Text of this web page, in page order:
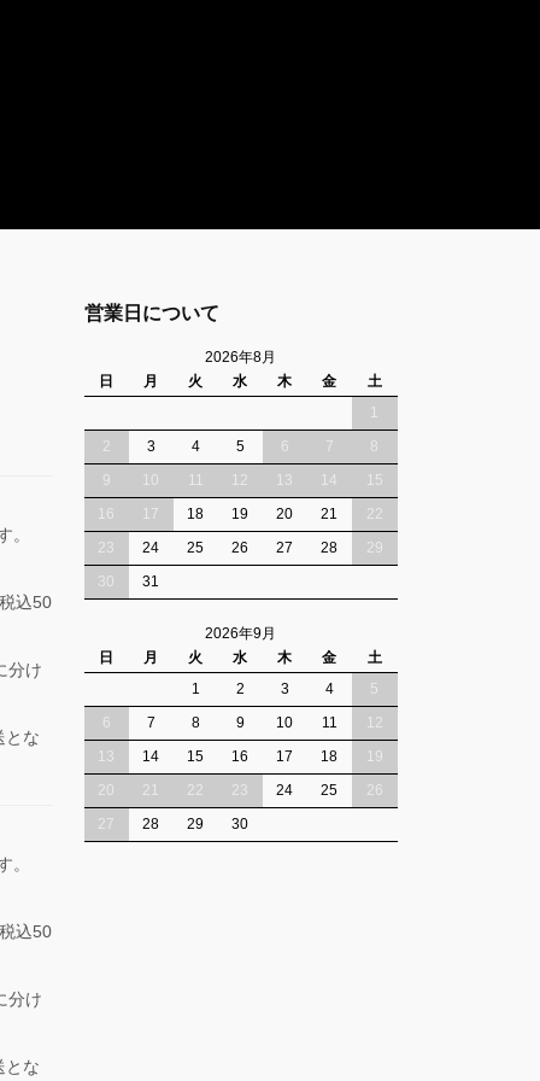
。
込50
分け
とな
。
込50
分け
とな
営業日について
2026年8月
日
月 火 水 木 金
土
1
2
3 4 5 6 7
8
9
10 11 12 13 14
15
16
17 18 19 20 21
22
23
24 25 26 27 28
29
30
31
2026年9月
日
月 火 水 木 金
土
1
2 3 4
5
6
7 8 9 10 11
12
13
14 15 16 17 18
19
20
21 22 23 24 25
26
27
28 29 30